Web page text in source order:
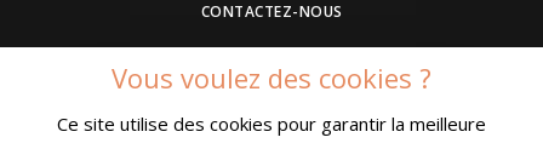
CONTACTEZ-NOUS
DEVENEZ ANNONCEUR
COMMUNIQUEZ UN EVENEMENT
Vous voulez des cookies ?
Ce site utilise des cookies pour garantir la meilleure